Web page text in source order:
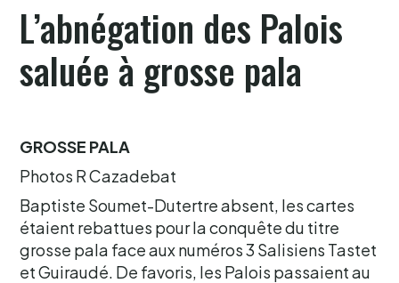
L’abnégation des Palois
saluée à grosse pala
GROSSE PALA
Photos R Cazadebat
Baptiste Soumet-Dutertre absent, les cartes
étaient rebattues pour la conquête du titre
grosse pala face aux numéros 3 Salisiens Tastet
et Guiraudé. De favoris, les Palois passaient au